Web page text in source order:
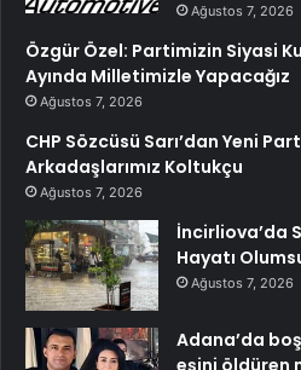
Ağustos 7, 2026
Özgür Özel: Partimizin Siyasi
Ayında Milletimizle Yapacağız
Ağustos 7, 2026
CHP Sözcüsü Sarı’dan Yeni
Arkadaşlarımız Koltukçu
Ağustos 7, 2026
İncirliova’da
Hayatı
Ağustos 7, 2026
Adana’da